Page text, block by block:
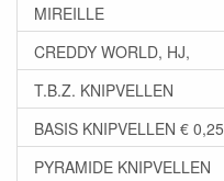
MIREILLE
CREDDY WORLD, HJ,
T.B.Z. KNIPVELLEN
BASIS KNIPVELLEN € 0,25
PYRAMIDE KNIPVELLEN